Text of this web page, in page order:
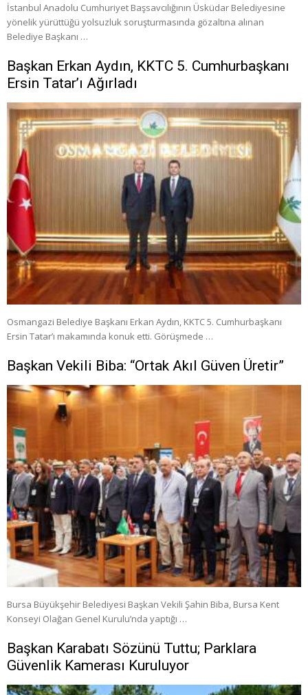
İstanbul Anadolu Cumhuriyet Başsavcılığının Üsküdar Belediyesine
yönelik yürüttüğü yolsuzluk soruşturmasında gözaltına alınan
Belediye Başkanı …
Başkan Erkan Aydın, KKTC 5. Cumhurbaşkanı
Ersin Tatar’ı Ağırladı
Osmangazi Belediye Başkanı Erkan Aydın, KKTC 5. Cumhurbaşkanı
Ersin Tatar’ı makamında konuk etti. Görüşmede …
Başkan Vekili Biba: “Ortak Akıl Güven Üretir”
Bursa Büyükşehir Belediyesi Başkan Vekili Şahin Biba, Bursa Kent
Konseyi Olağan Genel Kurulu’nda yaptığı …
Başkan Karabatı Sözünü Tuttu; Parklara
Güvenlik Kamerası Kuruluyor